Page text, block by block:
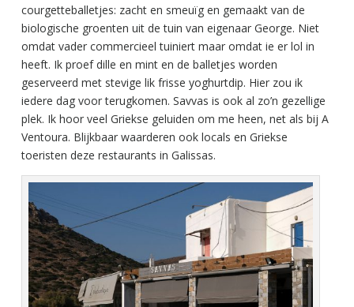
courgetteballetjes: zacht en smeuïg en gemaakt van de
biologische groenten uit de tuin van eigenaar George. Niet
omdat vader commercieel tuiniert maar omdat ie er lol in
heeft. Ik proef dille en mint en de balletjes worden
geserveerd met stevige lik frisse yoghurtdip. Hier zou ik
iedere dag voor terugkomen. Savvas is ook al zo’n gezellige
plek. Ik hoor veel Griekse geluiden om me heen, net als bij A
Ventoura. Blijkbaar waarderen ook locals en Griekse
toeristen deze restaurants in Galissas.